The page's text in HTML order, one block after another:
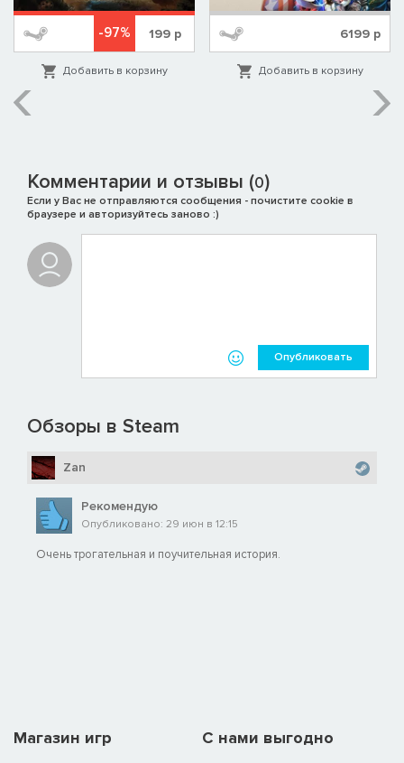
-97% 199р
Добавить в корзину
6199 р
Добавить в корзину
Комментарии и отзывы (0)
Если у Вас не отправляются сообщения - почистите cookie в
браузере и авторизуйтесь заново :)
Опубликовать
Обзоры в Steam
Zan
Рекомендую
Опубликовано: 29 июн в 12:15
Очень трогательная и поучительная история.
Магазин игр C нами выгодно